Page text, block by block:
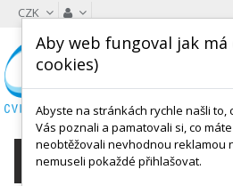
CZK
KATEGORIE
Aby web fungoval jak má
cookies)
Abyste na stránkách rychle našli to,
Vás poznali a pamatovali si, co
neobtěžovali nevhodnou reklamou
nemuseli pokaždé přihlašovat.